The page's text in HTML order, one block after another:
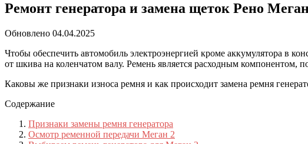
Ремонт генератора и замена щеток Рено
Обновлено 04.04.2025
Чтобы обеспечить автомобиль электроэнергией кроме аккумулятора в
от шкива на коленчатом валу. Ремень является расходным компонентом,
Каковы же признаки износа ремня и как происходит замена ремня
Содержание
Признаки замены ремня генератора
Осмотр ременной передачи Меган 2